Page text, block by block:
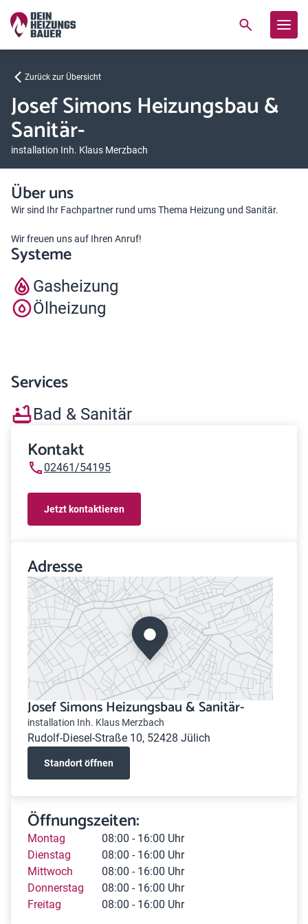
Zurück zur Übersicht
Josef Simons Heizungsbau &
Sanitär-
installation Inh. Klaus Merzbach
Über uns
Wir sind Ihr Fachpartner rund ums Thema Heizung und Sanitär.
Wir freuen uns auf Ihren Anruf!
Systeme
Gasheizung
Ölheizung
Services
Bad & Sanitär
Kontakt
02461/54195
Jetzt kontaktieren
Adresse
Josef Simons Heizungsbau & Sanitär-
installation Inh. Klaus Merzbach
Rudolf-Diesel-Straße 10, 52428 Jülich
Standort öffnen
Öffnungszeiten:
Montag
08:00 - 16:00 Uhr
Dienstag
08:00 - 16:00 Uhr
Mittwoch
08:00 - 16:00 Uhr
Donnerstag
08:00 - 16:00 Uhr
Freitag
08:00 - 16:00 Uhr